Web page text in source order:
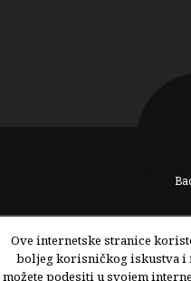
Copyright © 2017. Foodiona
Ove internetske stranice
boljeg korisničkog iskustva i
možete podesiti u svojem